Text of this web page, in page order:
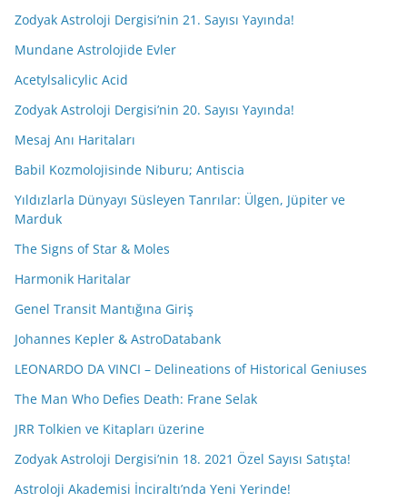
Zodyak Astroloji Dergisi’nin 21. Sayısı Yayında!
Mundane Astrolojide Evler
Acetylsalicylic Acid
Zodyak Astroloji Dergisi’nin 20. Sayısı Yayında!
Mesaj Anı Haritaları
Babil Kozmolojisinde Niburu; Antiscia
Yıldızlarla Dünyayı Süsleyen Tanrılar: Ülgen, Jüpiter ve
Marduk
The Signs of Star & Moles
Harmonik Haritalar
Genel Transit Mantığına Giriş
Johannes Kepler & AstroDatabank
LEONARDO DA VINCI – Delineations of Historical Geniuses
The Man Who Defies Death: Frane Selak
JRR Tolkien ve Kitapları üzerine
Zodyak Astroloji Dergisi’nin 18. 2021 Özel Sayısı Satışta!
Astroloji Akademisi İnciraltı’nda Yeni Yerinde!